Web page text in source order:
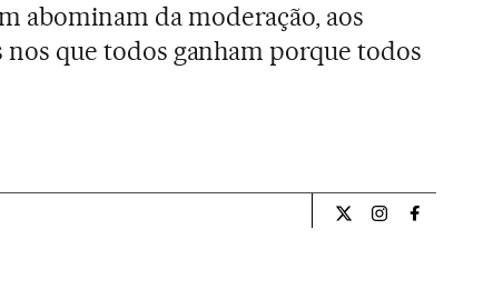
abominam da moderação, aos
que todos ganham porque todos
Internacional El País
Internacional El